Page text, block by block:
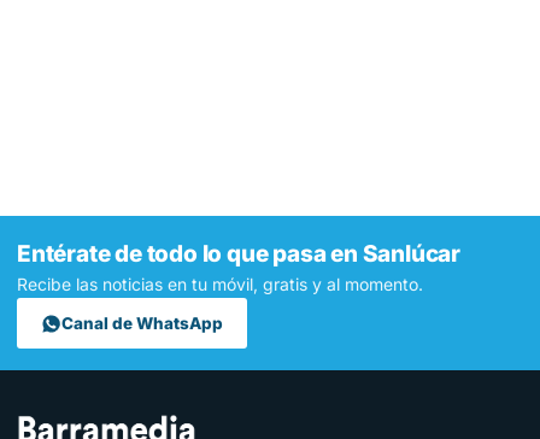
Entérate de todo lo que pasa en Sanlúcar
Recibe las noticias en tu móvil, gratis y al momento.
Canal de WhatsApp